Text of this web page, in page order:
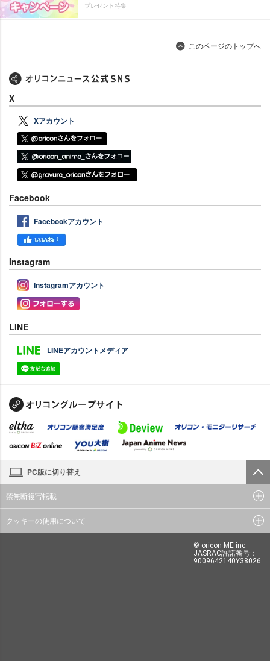
プレゼント特集
このページのトップへ
X
Xアカウント
Facebook
Facebookアカウント
Instagram
Instagramアカウント
LINE
LINEアカウントメディア
PC版に切り替え
禁無断複写転載
クッキーの使用について
© oricon ME inc.
JASRAC許諾番号：
9009642140Y38026